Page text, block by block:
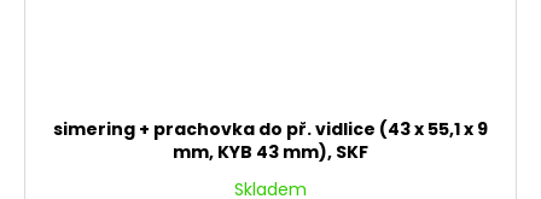
simering + prachovka do př. vidlice (43 x 55,1 x 9
mm, KYB 43 mm), SKF
Skladem